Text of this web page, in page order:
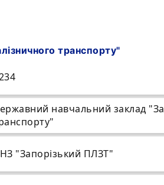
транспорту"
навчальний заклад
"Запорізький ПЛЗТ"